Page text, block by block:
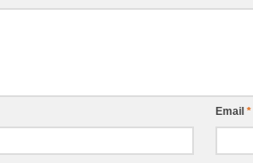
Email*